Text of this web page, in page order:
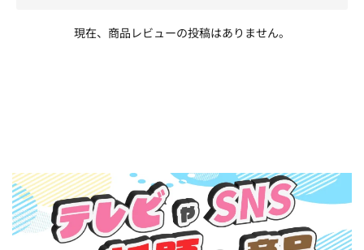
現在、商品レビューの投稿はありません。